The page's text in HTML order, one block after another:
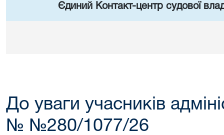
Єдиний Контакт-центр судової
До уваги учасників
№ №280/1077/26